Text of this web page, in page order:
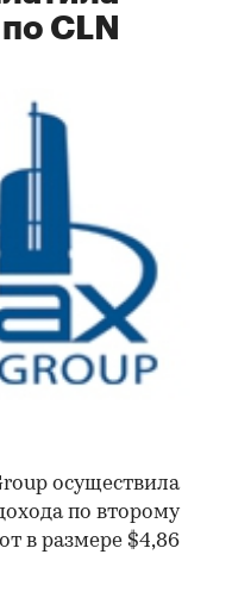
CLN
осуществила
по второму
в размере $4,86